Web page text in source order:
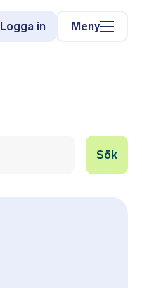
Logga in Meny
Sök